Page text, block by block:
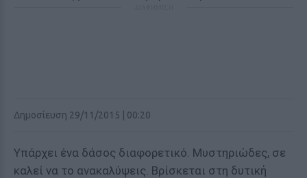
Δημοσίευση 29/11/2015 | 00:20
Υπάρχει ένα δάσος διαφορετικό. Μυστηριώδες, σε
καλεί να το ανακαλύψεις. Βρίσκεται στη δυτική